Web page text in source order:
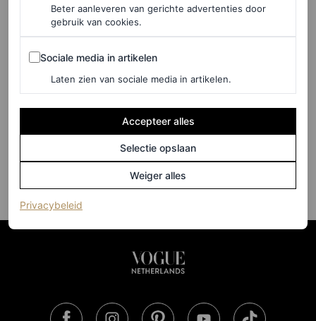
ANDREA ZENDEJAS
Check yourself! 8 manieren
om ruiten te dragen deze
herfst
Beter aanleveren van gerichte advertenties door
gebruik van cookies.
Sociale media in artikelen
Sociale media in artikelen
Laten zien van sociale media in artikelen.
Accepteer alles
Selectie opslaan
Weiger alles
Privacybeleid